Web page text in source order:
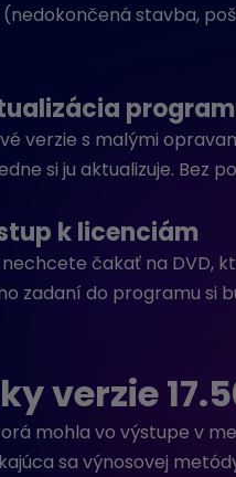
stavba,
verzie s malými
si ju aktualizuje. Bez
k licenciám
čakať na DVD,
zadaní do programu si
verzie
mohla vo výstupe v
sa výnosovej